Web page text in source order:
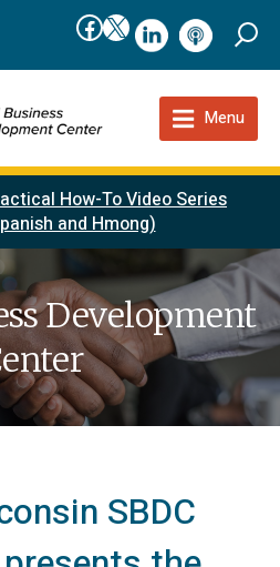
Facebook
X linkedInpodcast
Menu
How-To Video Series
and Hmong)
Development
SBDC